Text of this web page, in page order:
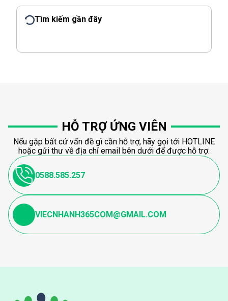
Tìm kiếm gần đây
HỖ TRỢ ỨNG VIÊN
Nếu gặp bất cứ vấn đề gì cần hỗ trợ, hãy gọi tới HOTLINE
hoặc gửi thư về địa chỉ email bên dưới để được hỗ trợ.
0588.585.257
VIECNHANH365COM@GMAIL.COM